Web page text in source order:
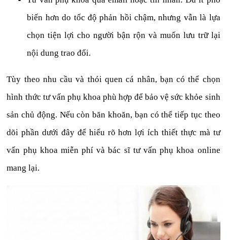
biến hơn do tốc độ phản hồi chậm, nhưng vẫn là lựa
chọn tiện lợi cho người bận rộn và muốn lưu trữ lại
nội dung trao đổi.
Tùy theo nhu cầu và thói quen cá nhân, bạn có thể chọn
hình thức tư vấn phụ khoa phù hợp để bảo vệ sức khỏe sinh
sản chủ động. Nếu còn băn khoăn, bạn có thể tiếp tục theo
dõi phần dưới đây để hiểu rõ hơn lợi ích thiết thực mà tư
vấn phụ khoa miễn phí và bác sĩ tư vấn phụ khoa online
mang lại.